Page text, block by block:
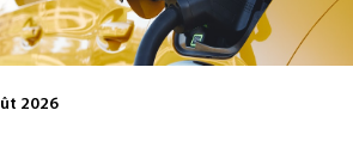
2026